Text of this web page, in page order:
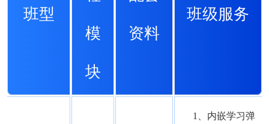
班型
模
块
资料
班级服务
1、内嵌学习弹